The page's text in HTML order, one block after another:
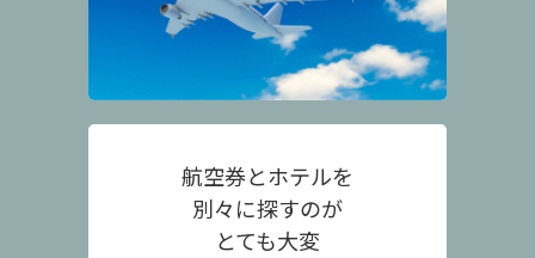
航空券とホテルを
別々に探すのが
とても大変